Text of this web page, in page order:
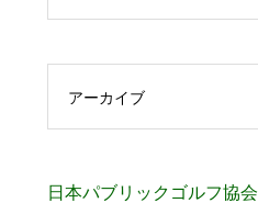
アーカイブ
日本パブリックゴルフ協会